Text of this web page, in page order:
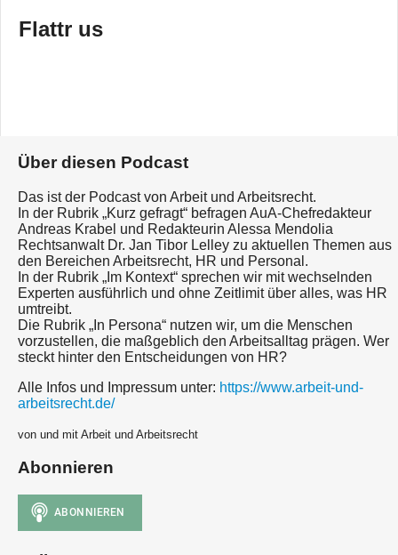
Flattr us
Über diesen Podcast
Das ist der Podcast von Arbeit und Arbeitsrecht.
In der Rubrik „Kurz gefragt“ befragen AuA-Chefredakteur
Andreas Krabel und Redakteurin Alessa Mendolia
Rechtsanwalt Dr. Jan Tibor Lelley zu aktuellen Themen aus
den Bereichen Arbeitsrecht, HR und Personal.
In der Rubrik „Im Kontext“ sprechen wir mit wechselnden
Experten ausführlich und ohne Zeitlimit über alles, was HR
umtreibt.
Die Rubrik „In Persona“ nutzen wir, um die Menschen
vorzustellen, die maßgeblich den Arbeitsalltag prägen. Wer
steckt hinter den Entscheidungen von HR?
Alle Infos und Impressum unter: https://www.arbeit-und-
arbeitsrecht.de/
von und mit Arbeit und Arbeitsrecht
Abonnieren